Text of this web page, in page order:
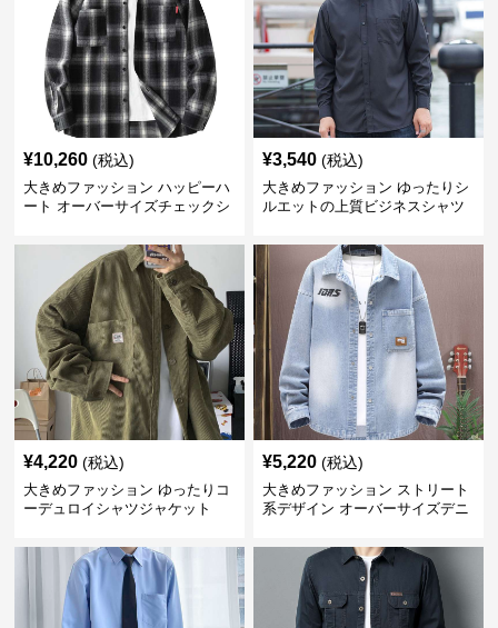
¥10,260 (税込)
大きめファッション ハッピーハ
ート オーバーサイズチェックシ
¥3,540 (税込)
大きめファッション ゆったりシ
ルエットの上質ビジネスシャツ
¥4,220 (税込)
大きめファッション ゆったりコ
ーデュロイシャツジャケット
¥5,220 (税込)
大きめファッション ストリート
系デザイン オーバーサイズデニ